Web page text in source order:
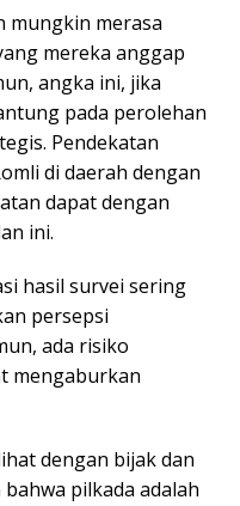
mungkin merasa
mereka anggap
angka ini, jika
pada perolehan
Pendekatan
di daerah dengan
dapat dengan
ini.
hasil survei sering
persepsi
ada risiko
mengaburkan
dengan bijak dan
pilkada adalah